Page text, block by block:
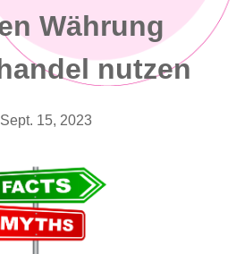
Währung
nutzen
Sept. 15, 2023